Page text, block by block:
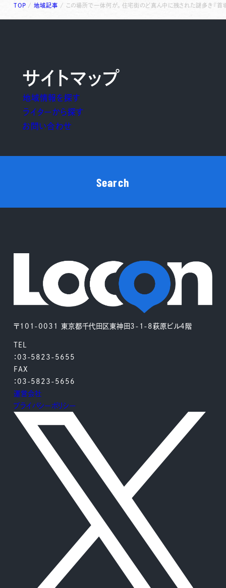
TOP /地域記事 / この場所で一体何が。住宅街のど真ん中に残された謎多き『首
〒101-0031 東京都千代田区東神田3-1-8萩原ビル4階
TEL
：03-5823-5655
FAX
：03-5823-5656
運営会社
プライバシーポリシー
サイトマップ
地域情報を探す
ライターから探す
お問い合わせ
Search